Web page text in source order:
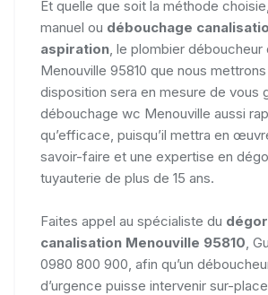
Et quelle que soit la méthode
manuel ou débouchage
aspiration , le plombier déboucheur
Menouville 95810 que nous
disposition sera en mesure de vous
débouchage wc Menouville aussi
qu’efficace, puisqu’il mettra en
savoir-faire et une expertise en
tuyauterie de plus de 15 ans.
Faites appel au spécialiste du
canalisation Menouville 95810 ,
0980 800 900, afin qu’un
d’urgence puisse intervenir sur-